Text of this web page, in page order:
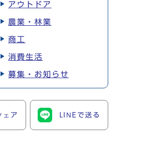
アウトドア
農業・林業
商工
消費生活
募集・お知らせ
ア LINEで送る